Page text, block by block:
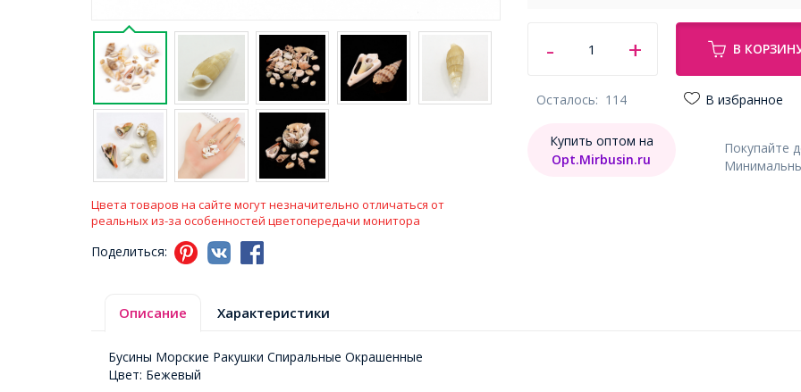
Цвета товаров на сайте могут незначительно отличаться от
реальных из-за особенностей цветопередачи монитора
Поделиться:
В
Осталось: 114 В избранное
Покупайте
Купить оптом на
Opt.Mirbusin.ru
Описание Характеристики
Бусины Морские Ракушки Спиральные Окрашенные
Цвет: Бежевый